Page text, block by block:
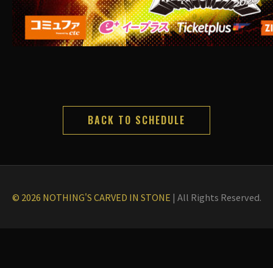
BACK TO SCHEDULE
© 2026 NOTHING'S CARVED IN STONE | All Rights Reserved.